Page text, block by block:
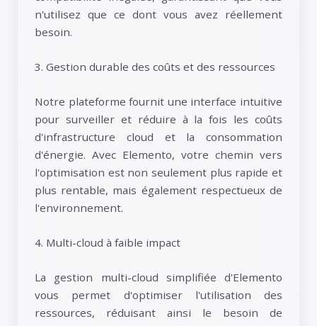
n'utilisez que ce dont vous avez réellement
besoin.
3. Gestion durable des coûts et des ressources
Notre plateforme fournit une interface intuitive
pour surveiller et réduire à la fois les coûts
d'infrastructure cloud et la consommation
d'énergie. Avec Elemento, votre chemin vers
l'optimisation est non seulement plus rapide et
plus rentable, mais également respectueux de
l'environnement.
4. Multi-cloud à faible impact
La gestion multi-cloud simplifiée d'Elemento
vous permet d'optimiser l'utilisation des
ressources, réduisant ainsi le besoin de